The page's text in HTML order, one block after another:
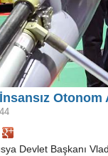
Otonom
Devlet Başkanı